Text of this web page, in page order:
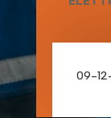
09-